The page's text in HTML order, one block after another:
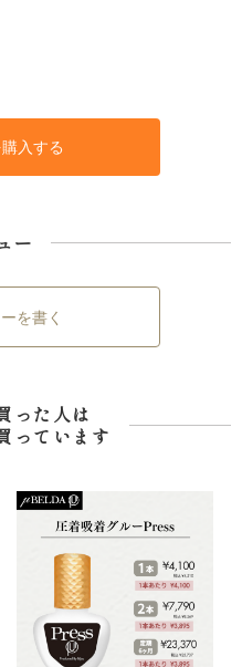
入する
ー
を書く
った人は
っています